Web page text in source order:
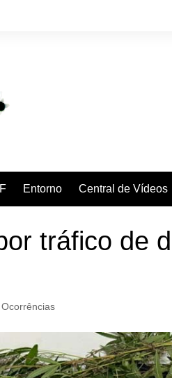
Entorno Central de Vídeos
tráfico de
Ocorrências